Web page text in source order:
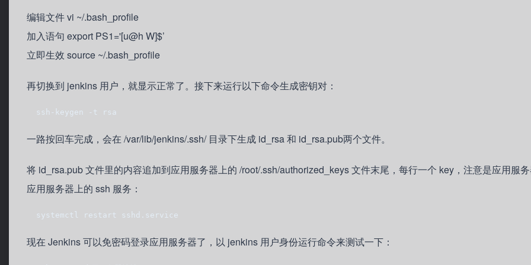
编辑文件 vi ~/.bash_profile
加入语句 export PS1='[u@h W]$’
立即生效 source ~/.bash_profile
再切换到 jenkins 用户，就显示正常了。接下来运行以下命令生成密钥对：
  ssh-keygen -t rsa
一路按回车完成，会在 /var/lib/jenkins/.ssh/ 目录下生成 id_rsa 和 id_rsa.pub两个文件。
将 id_rsa.pub 文件里的内容追加到应用服务器上的 /root/.ssh/authorized_keys 文件末尾，每行一个 key，注意是应用服
应用服务器上的 ssh 服务：
  systemctl restart sshd.service
现在 Jenkins 可以免密码登录应用服务器了，以 jenkins 用户身份运行命令来测试一下：